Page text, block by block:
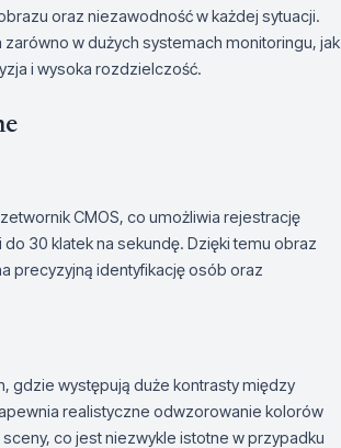
oraz niezawodność w każdej sytuacji.
w dużych systemach monitoringu, jak
i wysoka rozdzielczość.
CMOS, co umożliwia rejestrację
30 klatek na sekundę. Dzięki temu obraz
precyzyjną identyfikację osób oraz
gdzie występują duże kontrasty między
realistyczne odwzorowanie kolorów
co jest niezwykle istotne w przypadku